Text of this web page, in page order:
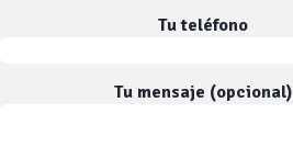
Tu teléfono
Tu mensaje (opcional)